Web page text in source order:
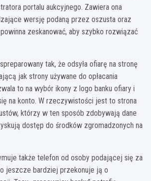
portalu aukcyjnego. Zawiera ona
wersję podaną przez oszusta oraz
zeskanować, aby szybko rozwiązać
tak, że odsyła ofiarę na stronę
jak strony używane do opłacania
to na wybór ikony z logo banku ofiary i
na konto. W rzeczywistości jest to strona
którzy w ten sposób zdobywają dane
dostęp do środków zgromadzonych na
także telefon od osoby podającej się za
jeszcze bardziej przekonuje ją o